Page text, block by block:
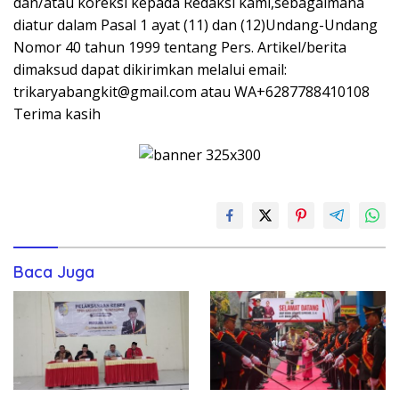
diatur dalam Pasal 1 ayat (11) dan (12)Undang-Undang
Nomor 40 tahun 1999 tentang Pers. Artikel/berita
dimaksud dapat dikirimkan melalui email:
trikaryabangkit@gmail.com atau WA+6287788410108
Terima kasih
Baca Juga